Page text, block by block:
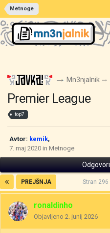
Metnoge
Mn3njalnik
Premier League
top7
Avtor: kemik,
7. maj 2020 in Metnoge
PREJŠNJA Stran 296
ronaldinho
Objavljeno 2. junij 2026